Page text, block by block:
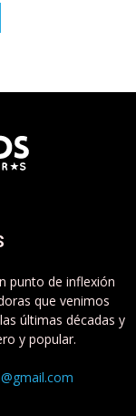
punto de inflexión
que venimos
últimas décadas y
y popular.